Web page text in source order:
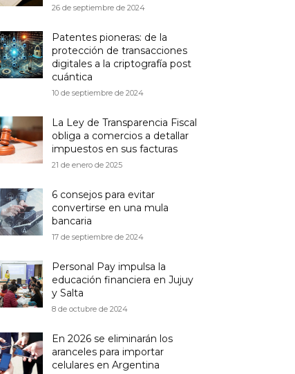
26 de septiembre de 2024
Patentes pioneras: de la
protección de transacciones
digitales a la criptografía post
cuántica
10 de septiembre de 2024
La Ley de Transparencia Fiscal
obliga a comercios a detallar
impuestos en sus facturas
21 de enero de 2025
6 consejos para evitar
convertirse en una mula
bancaria
17 de septiembre de 2024
Personal Pay impulsa la
educación financiera en Jujuy
y Salta
8 de octubre de 2024
En 2026 se eliminarán los
aranceles para importar
celulares en Argentina